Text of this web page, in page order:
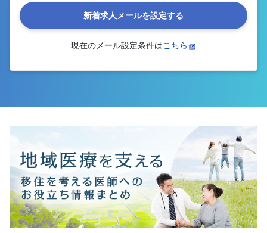
新着求人メールを設定する
現在のメール設定条件はこちら